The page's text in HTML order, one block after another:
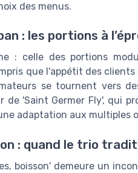
des menus.
: les portions à
: celle des portions
que l'appétit des clients
se tournent vers
de 'Saint Germer Fly', qui
adaptation aux multiples
: quand le trio
boisson' demeure un